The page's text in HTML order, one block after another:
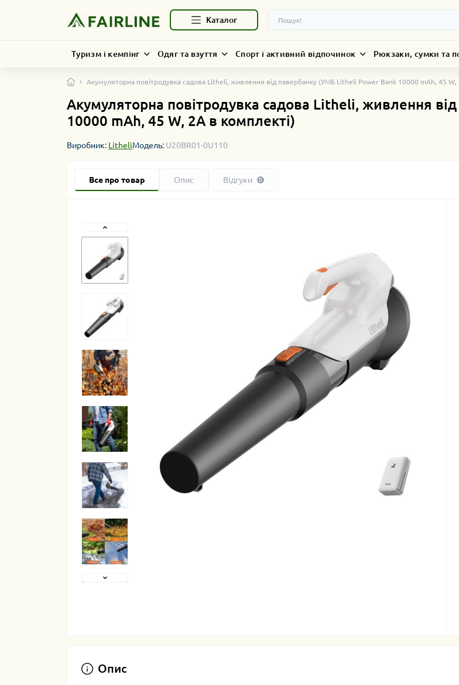
Каталог
Туризм і кемпінг Одяг та взуття Спорт і активний відпочинок Рюкзаки, сумки та
Акумуляторна повітродувка садова Litheli, живлення від павербанку (УМБ Litheli Power Bank 10000 mAh, 45 W,
Акумуляторна повітродувка садова Litheli, живлення
10000 mAh, 45 W, 2А в комплекті)
Виробник: LitheliМодель: U20BR01-0U110
Все про товар Опис Відгуки 0
Опис